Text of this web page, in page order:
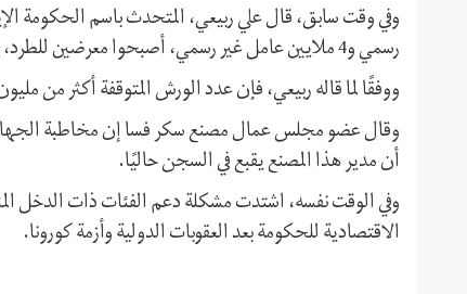
رسمي و4 ملايين عامل غير رسمي، أصبحوا معرضين للطرد، بعد إغلاق الأعمال وأزمة كورونا في إيران.
ووفقًا لما قاله ربيعي، فإن عدد الورش المتوقفة أكثر من مليون و500 ألف
وقال عضو مجلس عمال مصنع سكر فسا إن مخاطبة الجهات
أن مدير هذا المصنع يقبع في السجن حاليًا.
وفي الوقت نفسه، اشتدت مشكلة دعم الفئات ذات الدخل
الاقتصادية للحكومة بعد العقوبات الدولية وأزمة كورونا.